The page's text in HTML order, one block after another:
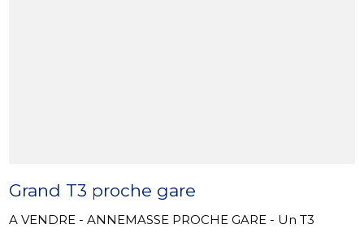
Grand T3 proche gare
A VENDRE - ANNEMASSE PROCHE GARE - Un T3